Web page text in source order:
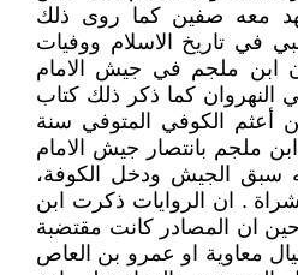
معه صفين كما روى ذلك
في تاريخ الاسلام ووفيات
ابن ملجم في جيش الامام
النهروان كما ذكر ذلك كتاب
أعثم الكوفي المتوفي سنة
ابن ملجم بانتصار جيش الامام
سبق الجيش ودخل الكوفة،
. ان الروايات ذكرت ابن
ان المصادر كانت مقتضبة
معاوية او عمرو بن العاص